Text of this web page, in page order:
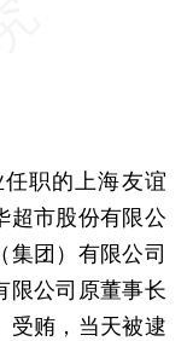
职的上海友谊
超市股份有限公
集团）有限公司
限公司原董事长
受贿，当天被逮